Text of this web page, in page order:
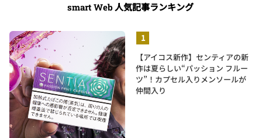
smart Web人気記事ランキング
【アイコス新作】センティアの新
作は夏らしい“パッション フルー
ツ”！カプセル入りメンソールが
仲間入り